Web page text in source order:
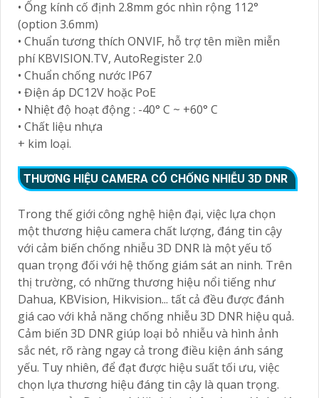
• Ống kính cố định 2.8mm góc nhìn rộng 112°
(option 3.6mm)
• Chuẩn tương thích ONVIF, hỗ trợ tên miền miễn
phí KBVISION.TV, AutoRegister 2.0
• Chuẩn chống nước IP67
• Điện áp DC12V hoặc PoE
• Nhiệt độ hoạt động : -40° C ~ +60° C
• Chất liệu nhựa
+ kim loại.
THƯƠNG HIỆU CAMERA CÓ CHỐNG NHIỄU 3D DNR
Trong thế giới công nghệ hiện đại, việc lựa chọn
một thương hiệu camera chất lượng, đáng tin cậy
với cảm biến chống nhiễu 3D DNR là một yếu tố
quan trọng đối với hệ thống giám sát an ninh. Trên
thị trường, có những thương hiệu nổi tiếng như
Dahua, KBVision, Hikvision... tất cả đều được đánh
giá cao với khả năng chống nhiễu 3D DNR hiệu quả.
Cảm biến 3D DNR giúp loại bỏ nhiễu và hình ảnh
sắc nét, rõ ràng ngay cả trong điều kiện ánh sáng
yếu. Tuy nhiên, để đạt được hiệu suất tối ưu, việc
chọn lựa thương hiệu đáng tin cậy là quan trọng.